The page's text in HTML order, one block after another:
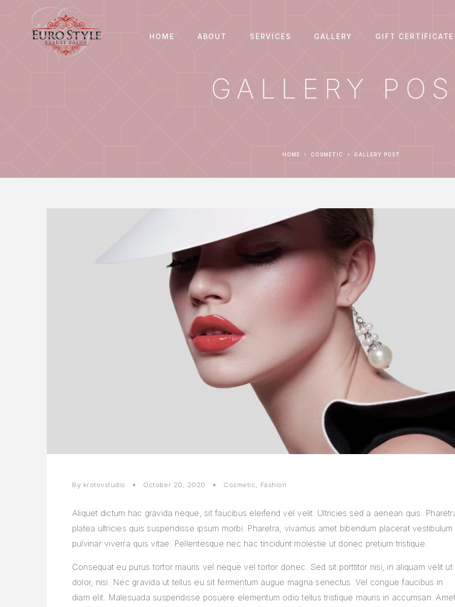
HOME ABOUT SERVICES GALLERY GIFT CERTIFICATE
GALLERY
HOME COSMETIC GALLERY POST
By krotovstudio October 20, 2020 Cosmetic Fashion
Aliquet dictum hac gravida neque, sit faucibus eleifend vel velit. Ultricies sed a aenean quis.
platea ultricies quis suspendisse ipsum morbi. Pharetra, vivamus amet bibendum placerat vestibulum
pulvinar viverra quis vitae. Pellentesque nec hac tincidunt molestie ut donec pretium tristique.
Consequat eu purus tortor mauris vel neque vel tortor donec. Sed sit porttitor nisi, in aliquam velit ut
dolor, nisi. Nec gravida ut tellus eu sit fermentum augue magna senectus. Vel congue faucibus in
diam elit. Malesuada suspendisse posuere elementum odio tellus tristique mauris in accumsan.